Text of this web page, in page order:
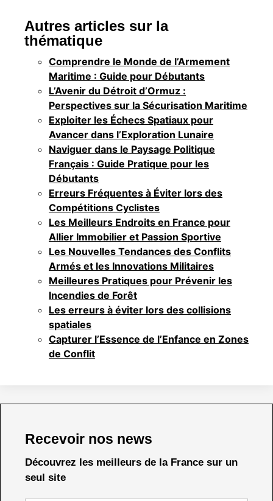
Autres articles sur la
thématique
Comprendre le Monde de l’Armement
Maritime : Guide pour Débutants
L’Avenir du Détroit d’Ormuz :
Perspectives sur la Sécurisation Maritime
Exploiter les Échecs Spatiaux pour
Avancer dans l’Exploration Lunaire
Naviguer dans le Paysage Politique
Français : Guide Pratique pour les
Débutants
Erreurs Fréquentes à Éviter lors des
Compétitions Cyclistes
Les Meilleurs Endroits en France pour
Allier Immobilier et Passion Sportive
Les Nouvelles Tendances des Conflits
Armés et les Innovations Militaires
Meilleures Pratiques pour Prévenir les
Incendies de Forêt
Les erreurs à éviter lors des collisions
spatiales
Capturer l’Essence de l’Enfance en Zones
de Conflit
Recevoir nos news
Découvrez les meilleurs de la France sur un
seul site